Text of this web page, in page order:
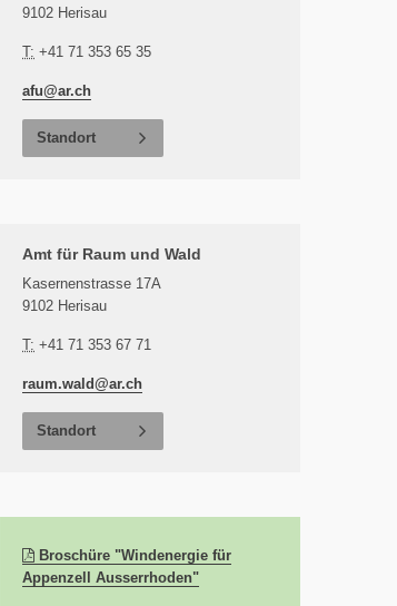
9102 Herisau
T: +41 71 353 65 35
afu@ar.ch
Standort
Amt für Raum und Wald
Kasernenstrasse 17A
9102 Herisau
T: +41 71 353 67 71
raum.wald@ar.ch
Standort
Broschüre "Windenergie für
Appenzell Ausserrhoden"(pdf)